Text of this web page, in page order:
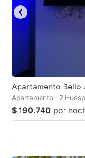
Apartamento Bello
Apartamento · 2
$ 190.740 por